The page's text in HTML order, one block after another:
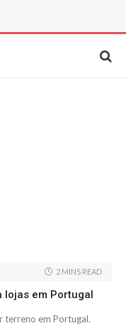
2 MINS READ
lojas em Portugal
terreno em Portugal.